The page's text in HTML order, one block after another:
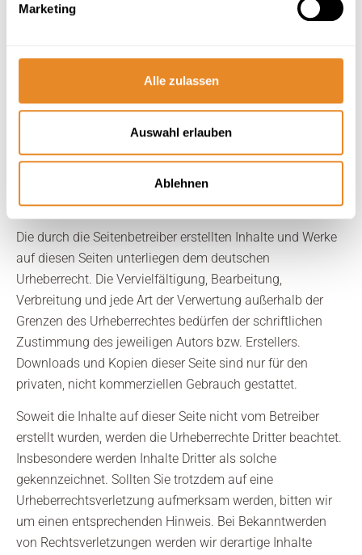
Marketing
Alle zulassen
Auswahl erlauben
Ablehnen
Zeitpunkt der Verlinkung auf mögliche Rechtsverstöße
Verlinkung nicht erkennbar.
Eine permanente inhaltliche Kontrolle der verlinkten Seiten
ist jedoch ohne konkrete Anhaltspunkte einer
Rechtsverletzung nicht zumutbar. Bei Bekanntwerden von
Rechtsverletzungen werden wir derartige Links umgehend
Urheberrecht
Die durch die Seitenbetreiber erstellten Inhalte und Werke
auf diesen Seiten unterliegen dem deutschen
Urheberrecht. Die Vervielfältigung, Bearbeitung,
Verbreitung und jede Art der Verwertung außerhalb der
Grenzen des Urheberrechtes bedürfen der schriftlichen
Zustimmung des jeweiligen Autors bzw. Erstellers.
Downloads und Kopien dieser Seite sind nur für den
privaten, nicht kommerziellen Gebrauch gestattet.
Soweit die Inhalte auf dieser Seite nicht vom Betreiber
erstellt wurden, werden die Urheberrechte Dritter beachtet.
Insbesondere werden Inhalte Dritter als solche
gekennzeichnet. Sollten Sie trotzdem auf eine
Urheberrechtsverletzung aufmerksam werden, bitten wir
um einen entsprechenden Hinweis. Bei Bekanntwerden
von Rechtsverletzungen werden wir derartige Inhalte